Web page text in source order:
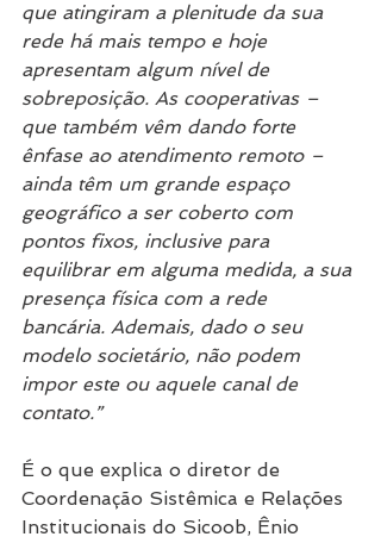
que atingiram a plenitude da sua
rede há mais tempo e hoje
apresentam algum nível de
sobreposição. As cooperativas –
que também vêm dando forte
ênfase ao atendimento remoto –
ainda têm um grande espaço
geográfico a ser coberto com
pontos fixos, inclusive para
equilibrar em alguma medida, a sua
presença física com a rede
bancária. Ademais, dado o seu
modelo societário, não podem
impor este ou aquele canal de
contato.”
É o que explica o diretor de
Coordenação Sistêmica e Relações
Institucionais do Sicoob, Ênio